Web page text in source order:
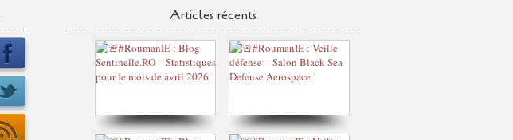
Articles récents